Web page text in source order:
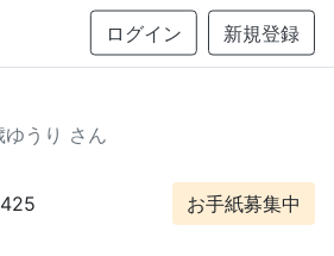
ログイン 新規登録
ゆうり さん
お手紙募集中